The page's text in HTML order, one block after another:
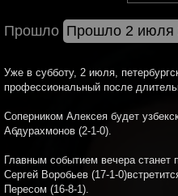
Прошло Прошло 2 июля
Уже в субботу, 2 июля,
профессиональный после
Соперником Алексея будет
Абдурахмонов (2-1-0).
Главным событием вечера станет
Сергей Воробьев (17-1-
Пересом (16-8-1).